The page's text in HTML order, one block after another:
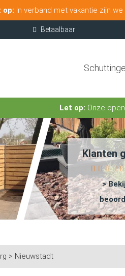
op: In verband met vakantie zijn
Betaalbaar
Let op: Onze
Klanten
>
> Nieuwstadt